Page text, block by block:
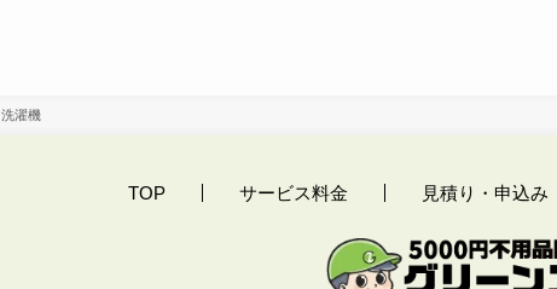
洗濯機
TOP サービス料金 見積り・申込み